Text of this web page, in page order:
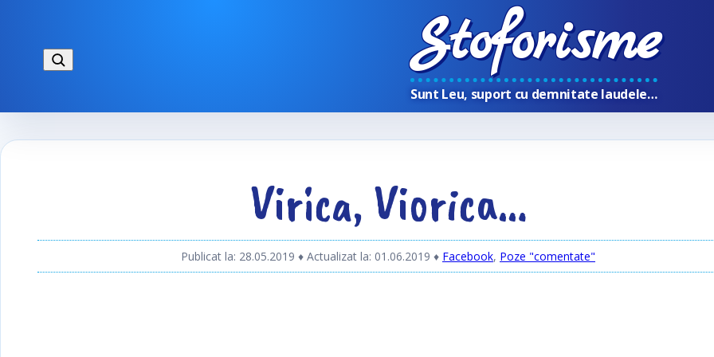
Stoforisme
Sunt Leu, suport cu demnitate laudele…
Virica, Viorica…
Publicat la: 28.05.2019 ♦ Actualizat la: 01.06.2019 ♦ Facebook, Poze "comentate"